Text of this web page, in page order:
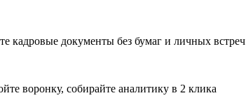
кадровые документы без бумаг и личных встреч
воронку, собирайте аналитику в 2 клика